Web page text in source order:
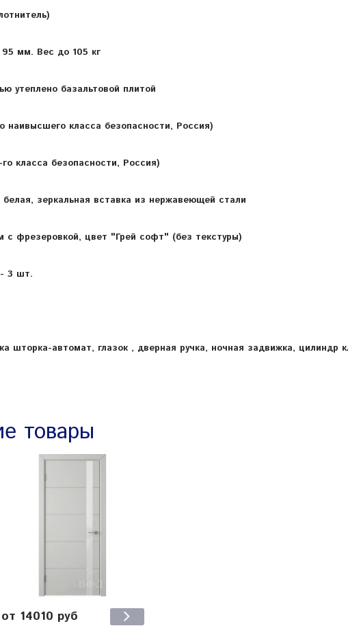
мм. Вес до 105 кг
утеплено базальтовой плитой
наивысшего класса безопасности, Россия)
класса безопасности, Россия)
зеркальная вставка из нержавеющей стали
с фрезеровкой, цвет "Грей софт" (без текстуры)
- 3 шт.
шторка-автомат, глазок , дверная ручка, ночная задвижка, цилиндр
товары
от 14010 руб